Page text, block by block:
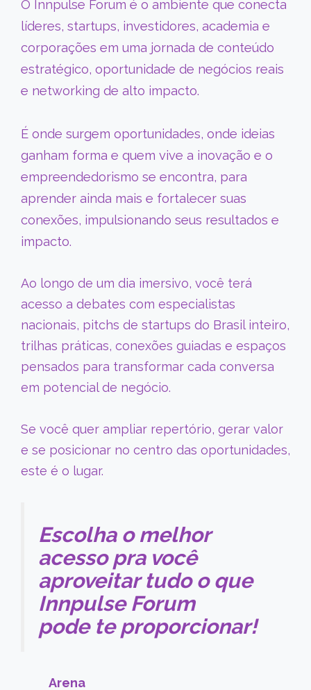
O Innpulse Forum é o ambiente que conecta
líderes, startups, investidores, academia e
corporações em uma jornada de conteúdo
estratégico, oportunidade de negócios reais
e networking de alto impacto.
É onde surgem oportunidades, onde ideias
ganham forma e quem vive a inovação e o
empreendedorismo se encontra, para
aprender ainda mais e fortalecer suas
conexões, impulsionando seus resultados e
impacto.
Ao longo de um dia imersivo, você terá
acesso a debates com especialistas
nacionais, pitchs de startups do Brasil inteiro,
trilhas práticas, conexões guiadas e espaços
pensados para transformar cada conversa
em potencial de negócio.
Se você quer ampliar repertório, gerar valor
e se posicionar no centro das oportunidades,
este é o lugar.
Escolha o melhor
acesso pra você
aproveitar tudo o que
Innpulse Forum
pode te proporcionar!
Arena